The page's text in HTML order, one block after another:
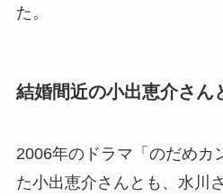
た。
結婚間近の小出恵介さん
2006年のドラマ「のだめカ
た小出恵介さんとも、水川